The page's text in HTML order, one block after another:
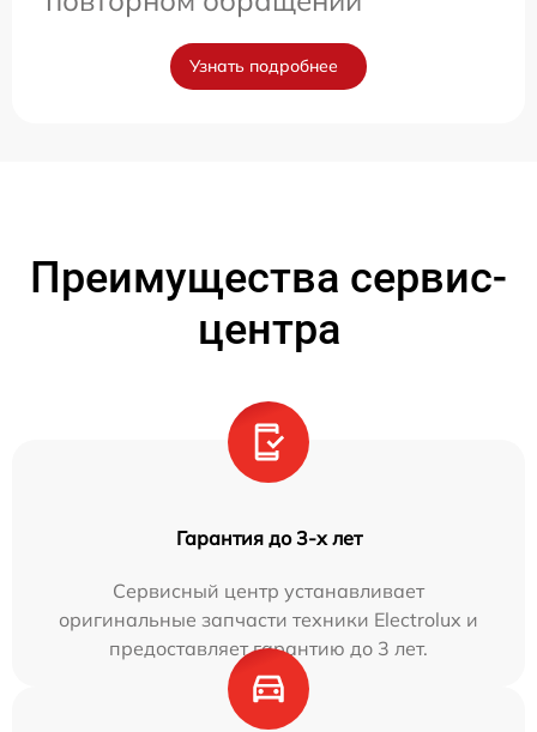
Узнать подробнее
Преимущества сервис-
центра
Гарантия до 3-х лет
Сервисный центр устанавливает
оригинальные запчасти техники Electrolux и
предоставляет гарантию до 3 лет.